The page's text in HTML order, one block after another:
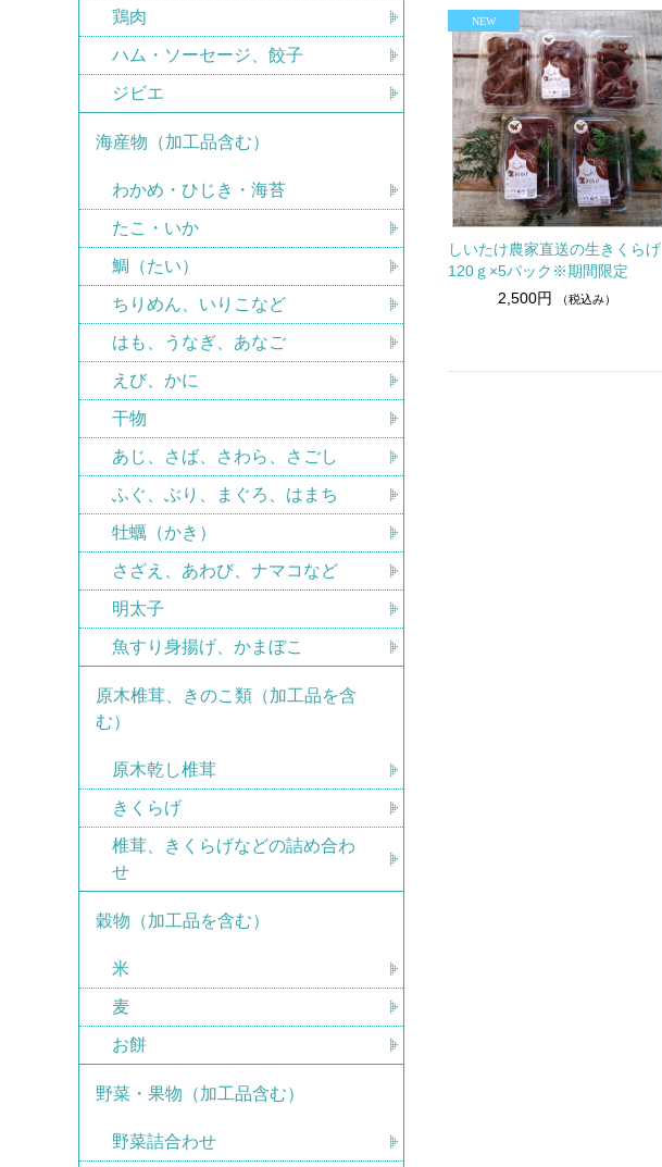
しいたけ農家直送の生きくらげ
120ｇ×5パック※期間限定
2,500円
（税込み）
鶏肉
ハム・ソーセージ、餃子
ジビエ
海産物（加工品含む）
わかめ・ひじき・海苔
たこ・いか
鯛（たい）
ちりめん、いりこなど
はも、うなぎ、あなご
えび、かに
干物
あじ、さば、さわら、さごし
ふぐ、ぶり、まぐろ、はまち
牡蠣（かき）
さざえ、あわび、ナマコなど
明太子
魚すり身揚げ、かまぼこ
原木椎茸、きのこ類（加工品を含
む）
原木乾し椎茸
きくらげ
椎茸、きくらげなどの詰め合わ
せ
穀物（加工品を含む）
米
麦
お餅
野菜・果物（加工品含む）
野菜詰合わせ